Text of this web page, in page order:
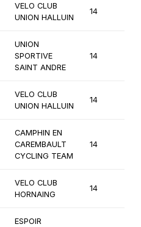
VELO CLUB
UNION HALLUIN
14
UNION
SPORTIVE
SAINT ANDRE
14
VELO CLUB
UNION HALLUIN
14
CAMPHIN EN
CAREMBAULT
CYCLING TEAM
14
VELO CLUB
HORNAING
14
ESPOIR